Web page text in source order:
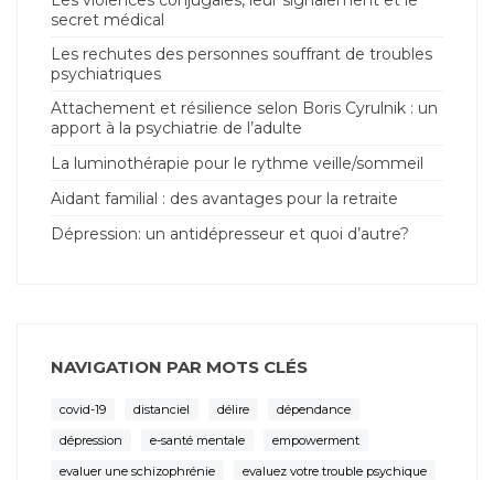
secret médical
Les rechutes des personnes souffrant de troubles
psychiatriques
Attachement et résilience selon Boris Cyrulnik : un
apport à la psychiatrie de l’adulte
La luminothérapie pour le rythme veille/sommeil
Aidant familial : des avantages pour la retraite
Dépression: un antidépresseur et quoi d’autre?
NAVIGATION PAR MOTS CLÉS
covid-19 distanciel délire
dépendance
dépression
e-santé mentale
empowerment
evaluer une schizophrénie
evaluez votre trouble psychique